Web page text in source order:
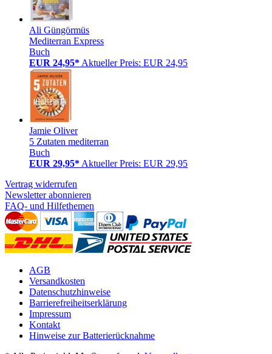
Ali Güngörmüs
Mediterran Express
Buch
EUR 24,95* Aktueller Preis: EUR 24,95
Jamie Oliver
5 Zutaten mediterran
Buch
EUR 29,95* Aktueller Preis: EUR 29,95
Vertrag widerrufen
Newsletter abonnieren
FAQ- und Hilfethemen
AGB
Versandkosten
Datenschutzhinweise
Barrierefreiheitserklärung
Impressum
Kontakt
Hinweise zur Batterierücknahme